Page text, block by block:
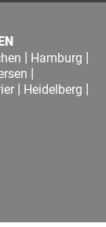
| Hamburg |
|
| Heidelberg |